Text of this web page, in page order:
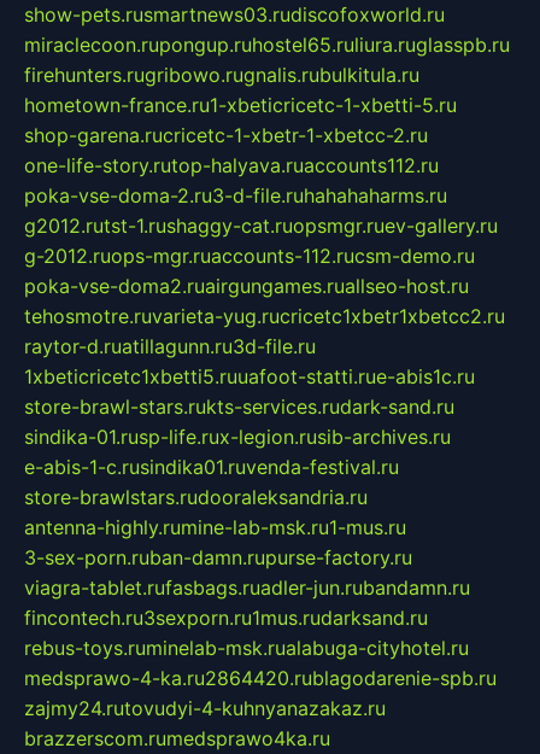
show-pets.rusmartnews03.rudiscofoxworld.ru
miraclecoon.rupongup.ruhostel65.ruliura.ruglasspb.ru
firehunters.rugribowo.rugnalis.rubulkitula.ru
hometown-france.ru1-xbeticricetc-1-xbetti-5.ru
shop-garena.rucricetc-1-xbetr-1-xbetcc-2.ru
one-life-story.rutop-halyava.ruaccounts112.ru
poka-vse-doma-2.ru3-d-file.ruhahahaharms.ru
g2012.rutst-1.rushaggy-cat.ruopsmgr.ruev-gallery.ru
g-2012.ruops-mgr.ruaccounts-112.rucsm-demo.ru
poka-vse-doma2.ruairgungames.ruallseo-host.ru
tehosmotre.ruvarieta-yug.rucricetc1xbetr1xbetcc2.ru
raytor-d.ruatillagunn.ru3d-file.ru
1xbeticricetc1xbetti5.ruuafoot-statti.rue-abis1c.ru
store-brawl-stars.rukts-services.rudark-sand.ru
sindika-01.rusp-life.rux-legion.rusib-archives.ru
e-abis-1-c.rusindika01.ruvenda-festival.ru
store-brawlstars.rudooraleksandria.ru
antenna-highly.rumine-lab-msk.ru1-mus.ru
3-sex-porn.ruban-damn.rupurse-factory.ru
viagra-tablet.rufasbags.ruadler-jun.rubandamn.ru
fincontech.ru3sexporn.ru1mus.rudarksand.ru
rebus-toys.ruminelab-msk.rualabuga-cityhotel.ru
medsprawo-4-ka.ru2864420.rublagodarenie-spb.ru
zajmy24.rutovudyi-4-kuhnyanazakaz.ru
brazzerscom.rumedsprawo4ka.ru